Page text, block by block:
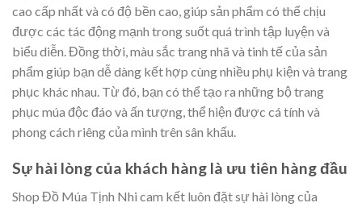
cao cấp nhất và có độ bền cao, giúp sản phẩm có thể chịu
được các tác động mạnh trong suốt quá trình tập luyện và
biểu diễn. Đồng thời, màu sắc trang nhã và tinh tế của sản
phẩm giúp bạn dễ dàng kết hợp cùng nhiều phụ kiện và trang
phục khác nhau. Từ đó, bạn có thể tạo ra những bộ trang
phục múa độc đáo và ấn tượng, thể hiện được cá tính và
phong cách riêng của mình trên sân khấu.
Sự hài lòng của khách hàng là ưu tiên hàng đầu
Shop Đồ Múa Tịnh Nhi cam kết luôn đặt sự hài lòng của